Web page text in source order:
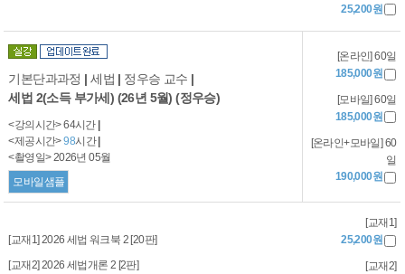
25,200원
기본단과과정 | 세법 | 정우승 교수 |
세법 2(소득 부가세) (26년 5월) (정우승)
<강의시간> 64시간 |
<제공시간>98시간|
<촬영일> 2026년 05월
모바일샘플
[온라인] 60일
185,000원
[모바일] 60일
185,000원
[온라인+모바일] 60
일
190,000원
[교재1] 2026 세법 워크북 2 [20판]
[교재2] 2026 세법개론 2 [2판]
[교재1]
25,200원
[교재2]